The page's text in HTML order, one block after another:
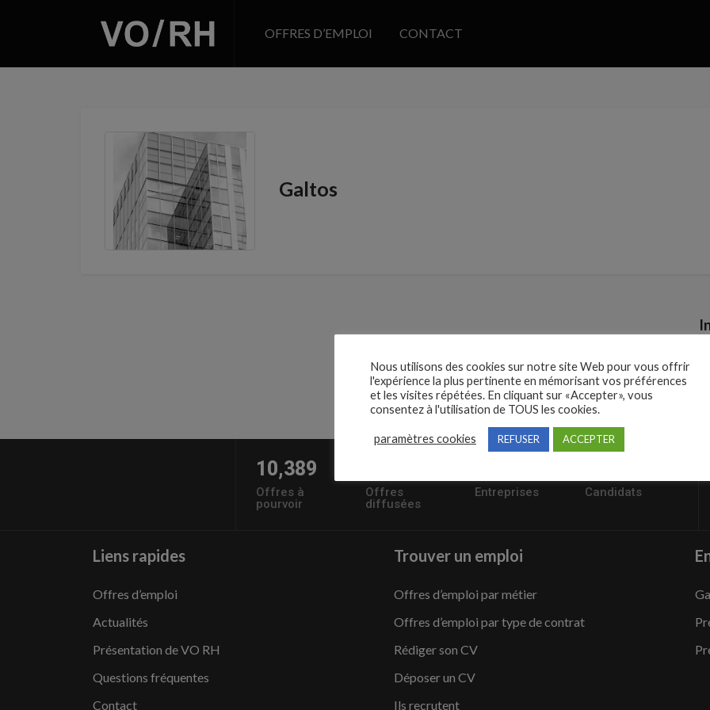
OFFRES D’EMPLOI CONTACT
Galtos
10,389
Offres à
pourvoir
Offres
diffusées
Entreprises Candidats
Liens rapides
Offres d’emploi
Actualités
Présentation de VO RH
Questions fréquentes
Contact
Trouver un emploi
Offres d’emploi par métier
Offres d’emploi par type de contrat
Rédiger son CV
Déposer un CV
Ils recrutent
Nous utilisons des cookies sur notre site Web pour vous offrir
l'expérience la plus pertinente en mémorisant vos préférences
et les visites répétées. En cliquant sur «Accepter», vous
consentez à l'utilisation de TOUS les cookies.
paramètres cookies REFUSER ACCEPTER